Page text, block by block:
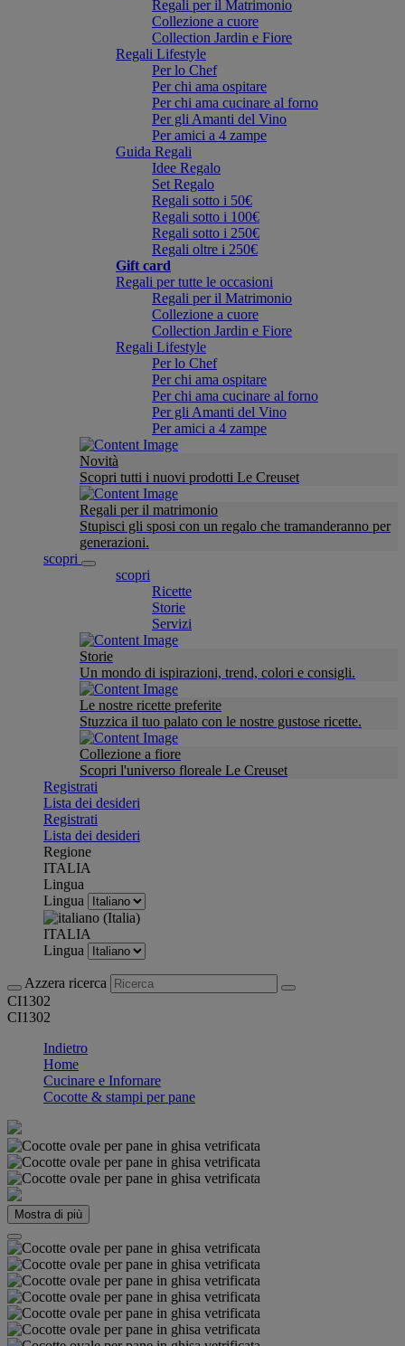
Regali per il Matrimonio
Collezione a cuore
Collection Jardin e Fiore
Regali Lifestyle
Per lo Chef
Per chi ama ospitare
Per chi ama cucinare al forno
Per gli Amanti del Vino
Per amici a 4 zampe
Guida Regali
Idee Regalo
Set Regalo
Regali sotto i 50€
Regali sotto i 100€
Regali sotto i 250€
Regali oltre i 250€
Gift card
Regali per tutte le occasioni
Regali per il Matrimonio
Collezione a cuore
Collection Jardin e Fiore
Regali Lifestyle
Per lo Chef
Per chi ama ospitare
Per chi ama cucinare al forno
Per gli Amanti del Vino
Per amici a 4 zampe
Novità
Scopri tutti i nuovi prodotti Le Creuset
Regali per il matrimonio
Stupisci gli sposi con un regalo che tramanderanno per
generazioni.
scopri
scopri
Ricette
Storie
Servizi
Storie
Un mondo di ispirazioni, trend, colori e consigli.
Le nostre ricette preferite
Stuzzica il tuo palato con le nostre gustose ricette.
Collezione a fiore
Scopri l'universo floreale Le Creuset
Registrati
Lista dei desideri
Registrati
Lista dei desideri
Regione
ITALIA
Lingua
Lingua
ITALIA
Lingua
Azzera ricerca
CI1302
CI1302
Indietro
Home
Cucinare e Infornare
Cocotte & stampi per pane
Mostra di più